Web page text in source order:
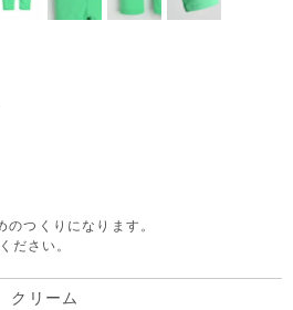
つくりになります。
ださい。
クリーム